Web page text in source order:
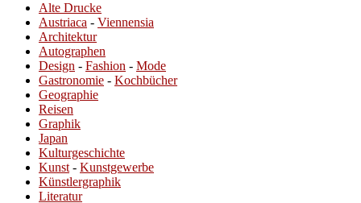
Alte Drucke
Austriaca - Viennensia
Architektur
Autographen
Design - Fashion - Mode
Gastronomie - Kochbücher
Geographie
Reisen
Graphik
Japan
Kulturgeschichte
Kunst - Kunstgewerbe
Künstlergraphik
Literatur